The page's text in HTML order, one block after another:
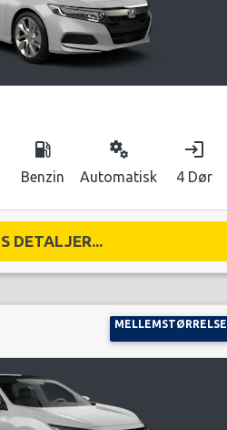
local_gas_station
Benzin
miscellaneous_services
Automatisk
login
4 Dør
DETALJER...
MELLEMSTØRRELSE